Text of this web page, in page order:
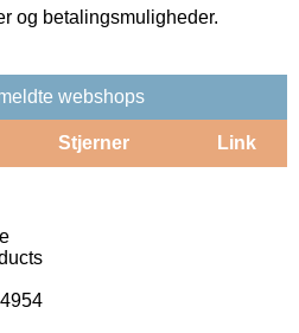
og betalingsmuligheder.
webshops
Stjerner Link